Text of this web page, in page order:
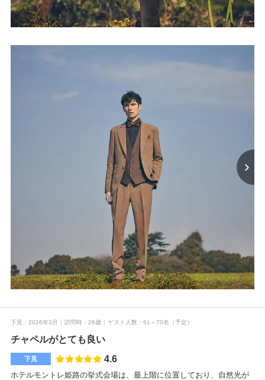
下見 2026年3月 訪問時 26歳 ゲスト人数 61～70名 （予定）
チャペルがとても良い
下見 4.6
ホテルモントレ姫路の挙式会場は、最上階に位置しており、自然光が